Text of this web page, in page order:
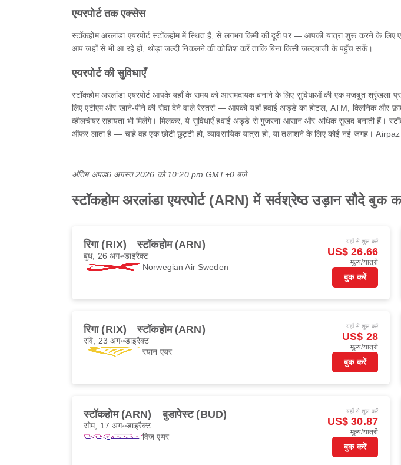
एयरपोर्ट तक एक्सेस
स्टॉकहोम अरलांडा एयरपोर्ट स्टॉकहोम में स्थित है, से लगभग किमी की दूरी पर — आपकी यात्रा शुरू करने के
आप जहाँ से भी आ रहे हों, थोड़ा जल्दी निकलने की कोशिश करें ताकि बिना किसी जल्दबाजी के पहुँच सकें।
एयरपोर्ट की सुविधाएँ
स्टॉकहोम अरलांडा एयरपोर्ट आपके यहाँ के समय को आरामदायक बनाने के लिए सुविधाओं की एक मज़बूत
लिए एटीएम और खाने-पीने की सेवा देने वाले रेस्तरां — आपको यहाँ हवाई अड्डे का होटल, ATM, क्लिनिक और
व्हीलचेयर सहायता भी मिलेंगे। मिलकर, ये सुविधाएँ हवाई अड्डे से गुज़रना आसान और अधिक सुखद बनाती हैं।
ऑफर लाता है — चाहे वह एक छोटी छुट्टी हो, व्यावसायिक यात्रा हो, या तलाशने के लिए कोई नई जगह।
अंतिम अपड6 अगस्त 2026 को 10:20 pm GMT+0 बजे
स्टॉकहोम अरलांडा एयरपोर्ट (ARN) में सर्वश्रेष्ठ उड़ान सौदे बुक
रिगा (RIX) स्टॉकहोम (ARN)
बुध, 26 अग॰डाइरैक्ट
Norwegian Air Sweden
यहाँ से शुरू करें
US$ 26.66
मूल्य/यात्री
बुक करें
रिगा (RIX) स्टॉकहोम (ARN)
रवि, 23 अग॰डाइरैक्ट
रयान एयर
यहाँ से शुरू करें
US$ 28
मूल्य/यात्री
बुक करें
स्टॉकहोम (ARN) बुडापेस्ट (BUD)
सोम, 17 अग॰डाइरैक्ट
विज़ एयर
यहाँ से शुरू करें
US$ 30.87
मूल्य/यात्री
बुक करें